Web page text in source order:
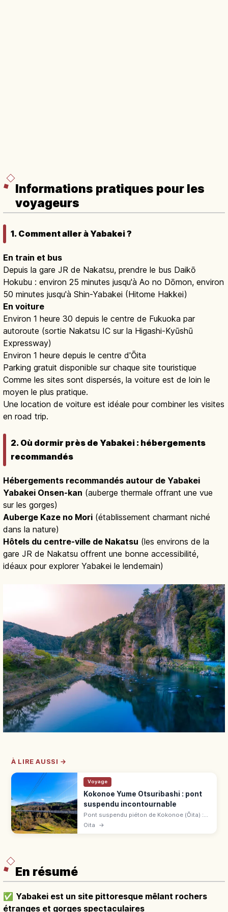
Informations pratiques pour les
voyageurs
1. Comment aller à Yabakei ?
En train et bus
Depuis la gare JR de Nakatsu, prendre le bus Daikō
Hokubu : environ 25 minutes jusqu'à Ao no Dōmon, environ
50 minutes jusqu'à Shin-Yabakei (Hitome Hakkei)
En voiture
Environ 1 heure 30 depuis le centre de Fukuoka par
autoroute (sortie Nakatsu IC sur la Higashi-Kyūshū
Expressway)
Environ 1 heure depuis le centre d'Ōita
Parking gratuit disponible sur chaque site touristique
Comme les sites sont dispersés, la voiture est de loin le
moyen le plus pratique.
Une location de voiture est idéale pour combiner les visites
en road trip.
2. Où dormir près de Yabakei : hébergements
recommandés
Hébergements recommandés autour de Yabakei
Yabakei Onsen-kan (auberge thermale offrant une vue
sur les gorges)
Auberge Kaze no Mori (établissement charmant niché
dans la nature)
Hôtels du centre-ville de Nakatsu (les environs de la
gare JR de Nakatsu offrent une bonne accessibilité,
idéaux pour explorer Yabakei le lendemain)
À LIRE AUSSI →
Voyage
Kokonoe Yume Otsuribashi : pont
suspendu incontournable
Pont suspendu piéton de Kokonoe (Ōita) :
390 m de long, 173 m au-dessus de la
Oita →
En résumé
✅ Yabakei est un site pittoresque mêlant rochers
étranges et gorges spectaculaires